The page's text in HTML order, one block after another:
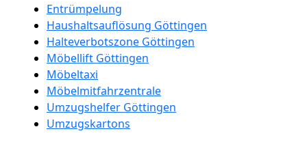
Entrümpelung
Haushaltsauflösung Göttingen
Halteverbotszone Göttingen
Möbellift Göttingen
Möbeltaxi
Möbelmitfahrzentrale
Umzugshelfer Göttingen
Umzugskartons